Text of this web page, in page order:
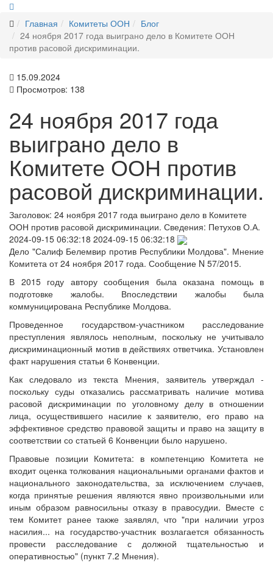
Главная Комитеты ООН
Блог
24 ноября 2017 года выиграно дело в Комитете ООН
против расовой дискриминации.
15.09.2024
Просмотров: 138
24 ноября 2017 года
выиграно дело в
Комитете ООН против
расовой дискриминации.
Заголовок: 24 ноября 2017 года выиграно дело в Комитете
ООН против расовой дискриминации. Сведения: Петухов О.А.
2024-09-15 06:32:18 2024-09-15 06:32:18
Дело "Салиф Белемвир против Республики Молдова". Мнение
Комитета от 24 ноября 2017 года. Сообщение N 57/2015.
В 2015 году автору сообщения была оказана помощь в
подготовке жалобы. Впоследствии жалобы была
коммуницирована Республике Молдова.
Проведенное государством-участником расследование
преступления являлось неполным, поскольку не учитывало
дискриминационный мотив в действиях ответчика. Установлен
факт нарушения статьи 6 Конвенции.
Как следовало из текста Мнения, заявитель утверждал -
поскольку суды отказались рассматривать наличие мотива
расовой дискриминации по уголовному делу в отношении
лица, осуществившего насилие к заявителю, его право на
эффективное средство правовой защиты и право на защиту в
соответствии со статьей 6 Конвенции было нарушено.
Правовые позиции Комитета: в компетенцию Комитета не
входит оценка толкования национальными органами фактов и
национального законодательства, за исключением случаев,
когда принятые решения являются явно произвольными или
иным образом равносильны отказу в правосудии. Вместе с
тем Комитет ранее также заявлял, что "при наличии угроз
насилия... на государство-участник возлагается обязанность
провести расследование с должной тщательностью и
оперативностью" (пункт 7.2 Мнения).